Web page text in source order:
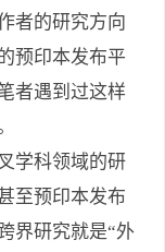
者的研究方向
预印本发布平
者遇到过这样
学科领域的研
至预印本发布
界研究就是“外